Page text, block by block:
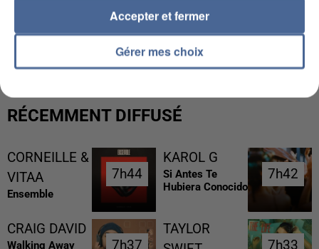
L’UN DES FONDATEURS SUPPOSÉS DE LA DZ
MAFIA INTERPELLÉ EN ALGÉRIE
RÉCEMMENT DIFFUSÉ
CORNEILLE &
VITAA
Ensemble
7h44
7h44
KAROL G
Si Antes Te
Hubiera Conocido
7h42
7h42
CRAIG DAVID
Walking Away 7h37
7h37
TAYLOR
7h33
7h33
Gérer mes choix
Accepter et fermer